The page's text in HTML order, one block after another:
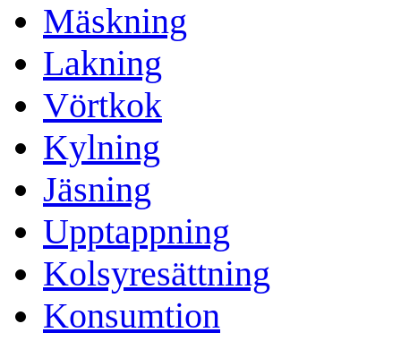
Mäskning
Lakning
Vörtkok
Kylning
Jäsning
Upptappning
Kolsyresättning
Konsumtion